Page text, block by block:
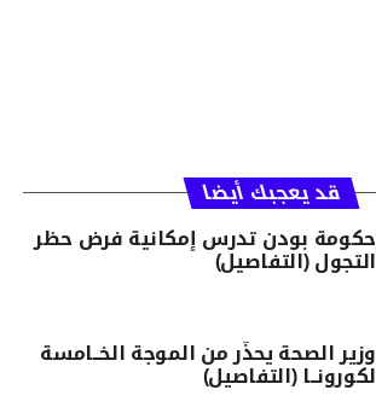
قد يعجبك أيضا
حكومة بودن تدرس إمكانية فرض حظر
التجول (التفاصيل)
وزير الصحة يحذّر من الموجة الخــامسة
لكورونــا (التفاصيل)